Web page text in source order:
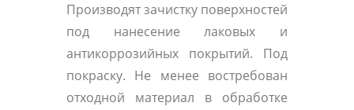
Производят зачистку поверхностей
под нанесение лаковых и
антикоррозийных покрытий. Под
покраску. Не менее востребован
отходной материал в обработке